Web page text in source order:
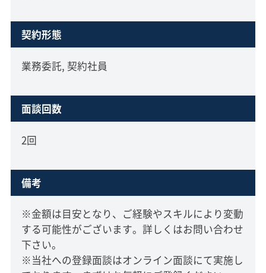
契約形態
業務委託, 契約社員
面談回数
2回
備考
※金額は目安となり、ご経験やスキルにより変動
する可能性がございます。詳しくはお問い合わせ
下さい。
※当社への登録面談はオンライン面談にて実施し